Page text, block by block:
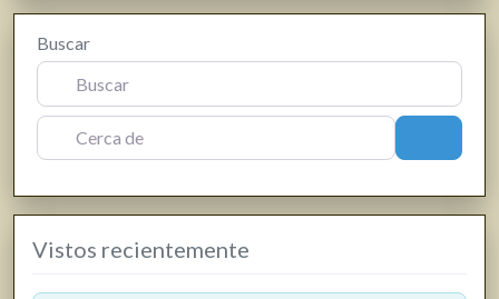
Buscar
Cerca de
Vistos recientemente